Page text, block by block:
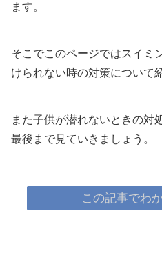
ます。
そこでこのページではスイミ
けられない時の対策について
また子供が潜れないときの対
最後まで見ていきましょう。
この記事でわ